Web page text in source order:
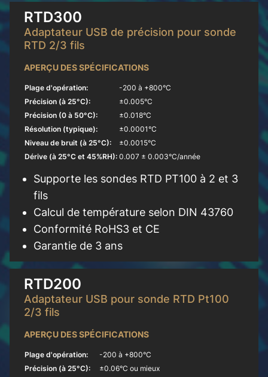
RTD300
Adaptateur USB de précision pour sonde
RTD 2/3 fils
APERÇU DES SPÉCIFICATIONS
Plage d'opération:
-200 à +800°C
Précision (à 25°C):
±0.005°C
Précision (0 à 50°C):
±0.018°C
Résolution (typique):
±0.0001°C
Niveau de bruit (à 25°C):
±0.0015°C
Dérive (à 25°C et 45%RH): 0.007 ± 0.003°C/année
Supporte les sondes RTD PT100 à 2 et 3
fils
Calcul de température selon DIN 43760
Conformité RoHS3 et CE
Garantie de 3 ans
En savoir plus
RTD200
Adaptateur USB pour sonde RTD Pt100
2/3 fils
APERÇU DES SPÉCIFICATIONS
Plage d'opération:
-200 à +800°C
Précision (à 25°C):
±0.06°C ou mieux